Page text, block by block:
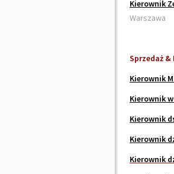
Kierownik
Warszawa
Sprzedaż
Kierownik
Kierownik
Kierownik
Kierownik
Kierownik